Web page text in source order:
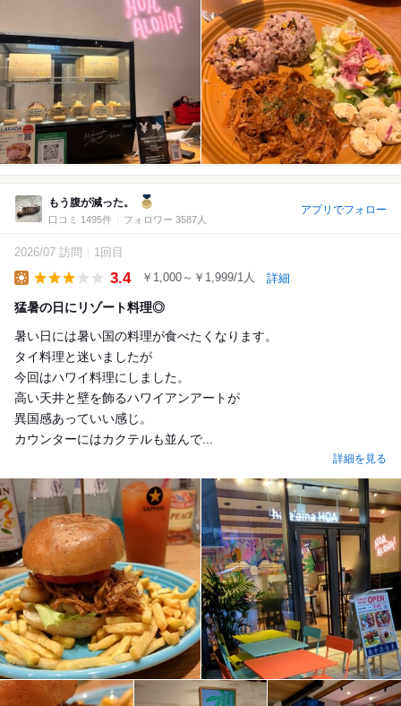
もう腹が減った。
口コミ 1495件 フォロワー 3587人
アプリでフォロー
2026/07 訪問 1回目
3.4 ￥1,000～￥1,999/1人 詳細
猛暑の日にリゾート料理◎
暑い日には暑い国の料理が食べたくなります。
タイ料理と迷いましたが
今回はハワイ料理にしました。
高い天井と壁を飾るハワイアンアートが
異国感あっていい感じ。
カウンターにはカクテルも並んで...
詳細を見る